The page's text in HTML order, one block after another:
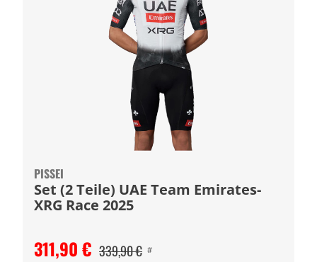
PISSEI
Set (2 Teile) UAE Team Emirates-
XRG Race 2025
311,90 € 339,90 € #